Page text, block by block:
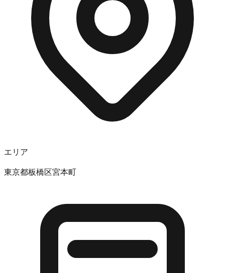
エリア
東京都板橋区宮本町